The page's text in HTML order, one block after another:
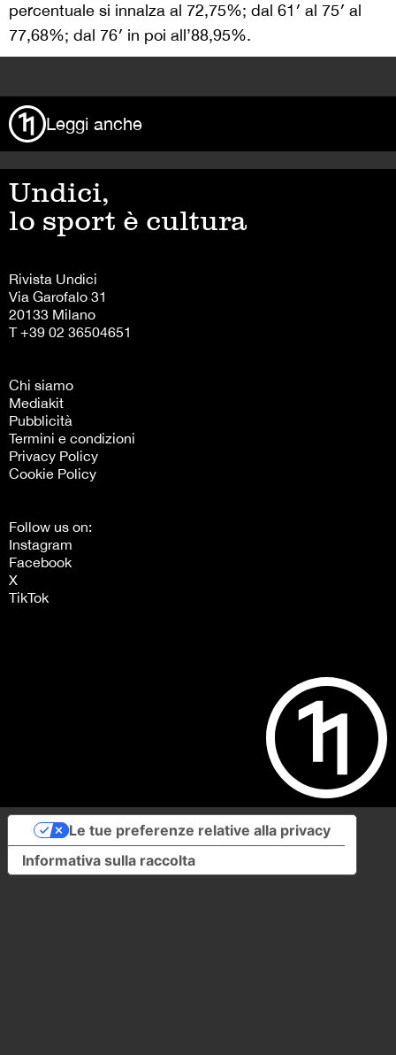
percentuale si innalza al 72,75%; dal 61′ al 75′ al
77,68%; dal 76′ in poi all’88,95%.
Leggi anche
Undici,
lo sport è cultura
Rivista Undici
Via Garofalo 31
20133 Milano
T +39 02 36504651
Chi siamo
Mediakit
Pubblicità
Termini e condizioni
Privacy Policy
Cookie Policy
Follow us on:
Instagram
Facebook
X
TikTok
Informativa sulla raccolta
Le tue preferenze relative alla privacy